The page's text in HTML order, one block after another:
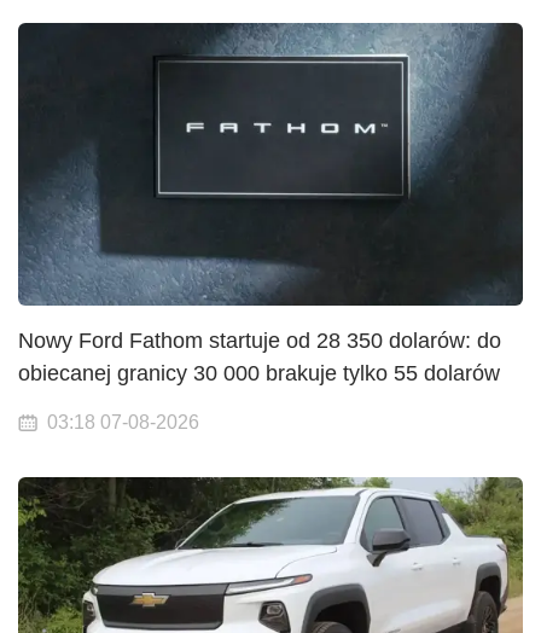
Nowy Ford Fathom startuje od 28 350 dolarów: do
obiecanej granicy 30 000 brakuje tylko 55 dolarów
03:18 07-08-2026